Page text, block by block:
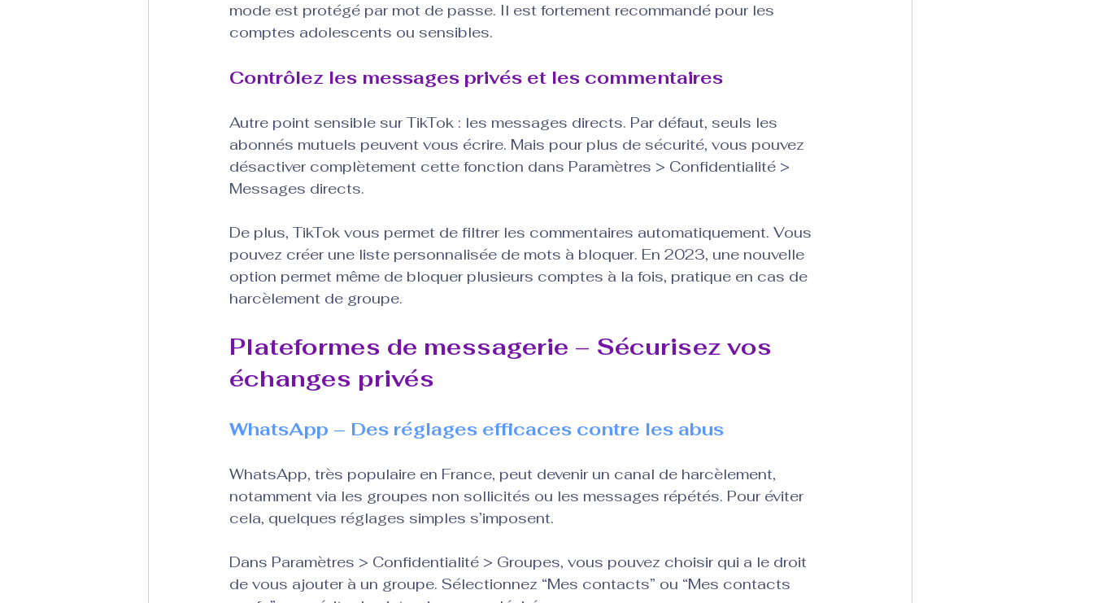
mode est protégé par mot de passe. Il est fortement recommandé pour les
comptes adolescents ou sensibles.
Contrôlez les messages privés et les commentaires
Autre point sensible sur TikTok : les messages directs. Par défaut, seuls les
abonnés mutuels peuvent vous écrire. Mais pour plus de sécurité, vous pouvez
désactiver complètement cette fonction dans Paramètres > Confidentialité >
Messages directs.
De plus, TikTok vous permet de filtrer les commentaires automatiquement. Vous
pouvez créer une liste personnalisée de mots à bloquer. En 2023, une nouvelle
option permet même de bloquer plusieurs comptes à la fois, pratique en cas de
harcèlement de groupe.
Plateformes de messagerie – Sécurisez vos
échanges privés
WhatsApp – Des réglages efficaces contre les abus
WhatsApp, très populaire en France, peut devenir un canal de harcèlement,
notamment via les groupes non sollicités ou les messages répétés. Pour éviter
cela, quelques réglages simples s’imposent.
Dans Paramètres > Confidentialité > Groupes, vous pouvez choisir qui a le droit
de vous ajouter à un groupe. Sélectionnez “Mes contacts” ou “Mes contacts